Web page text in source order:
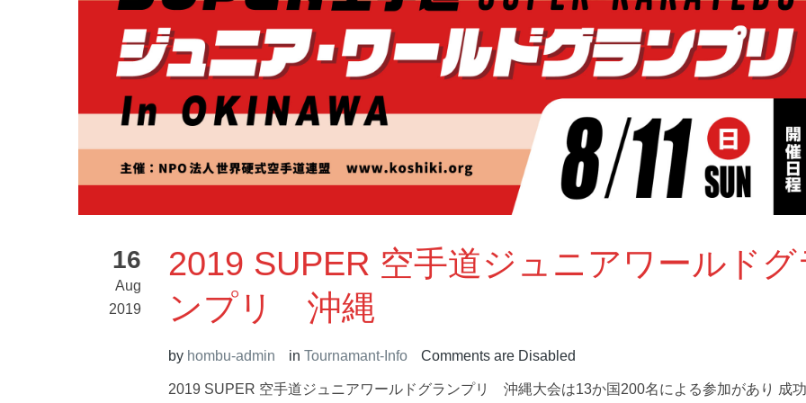
16
Aug
2019
2019 SUPER 空手道ジュニアワールドグ
ンプリ 沖縄
by hombu-admin in Tournamant-Info Comments are Disabled
2019 SUPER 空手道ジュニアワールドグランプリ 沖縄大会は13か国200名による参加があり 成